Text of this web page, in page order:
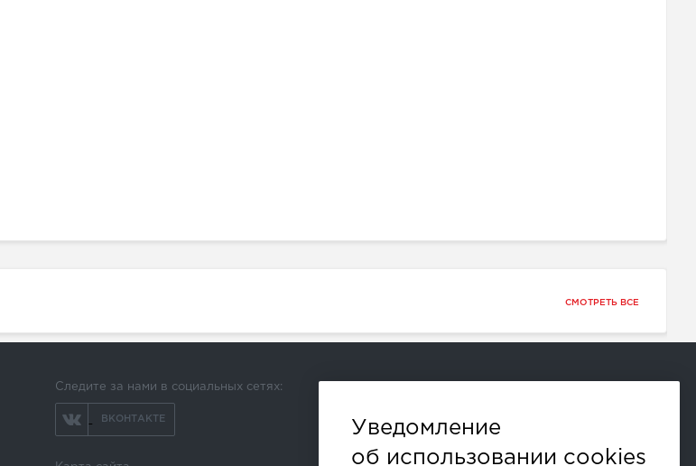
СМОТРЕТЬ ВСЕ
Следите за нами в социальных сетях:
ВКОНТАКТЕ
и другие
Уведомление
об использовании cookies